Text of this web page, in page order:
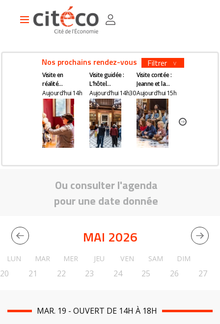
Main
Nos prochains rendez-vous Filtrer
Visite en
réalité
augmentée
Aujourd'hui 14h
Visite guidée :
L'hôtel
Gaillard, un
château en
plein Paris
Aujourd'hui 14h30
Visite contée :
Jeanne et la
quête du
remède
magique
Aujourd'hui 15h
Ou consulter l'agenda
pour une date donnée
MAI 2026
LUN MAR MER JEU VEN SAM DIM
20 21 22 23 24 25 26 27
MAR. 19 - OUVERT DE 14H À 18H
Panneau de gestion des cookies